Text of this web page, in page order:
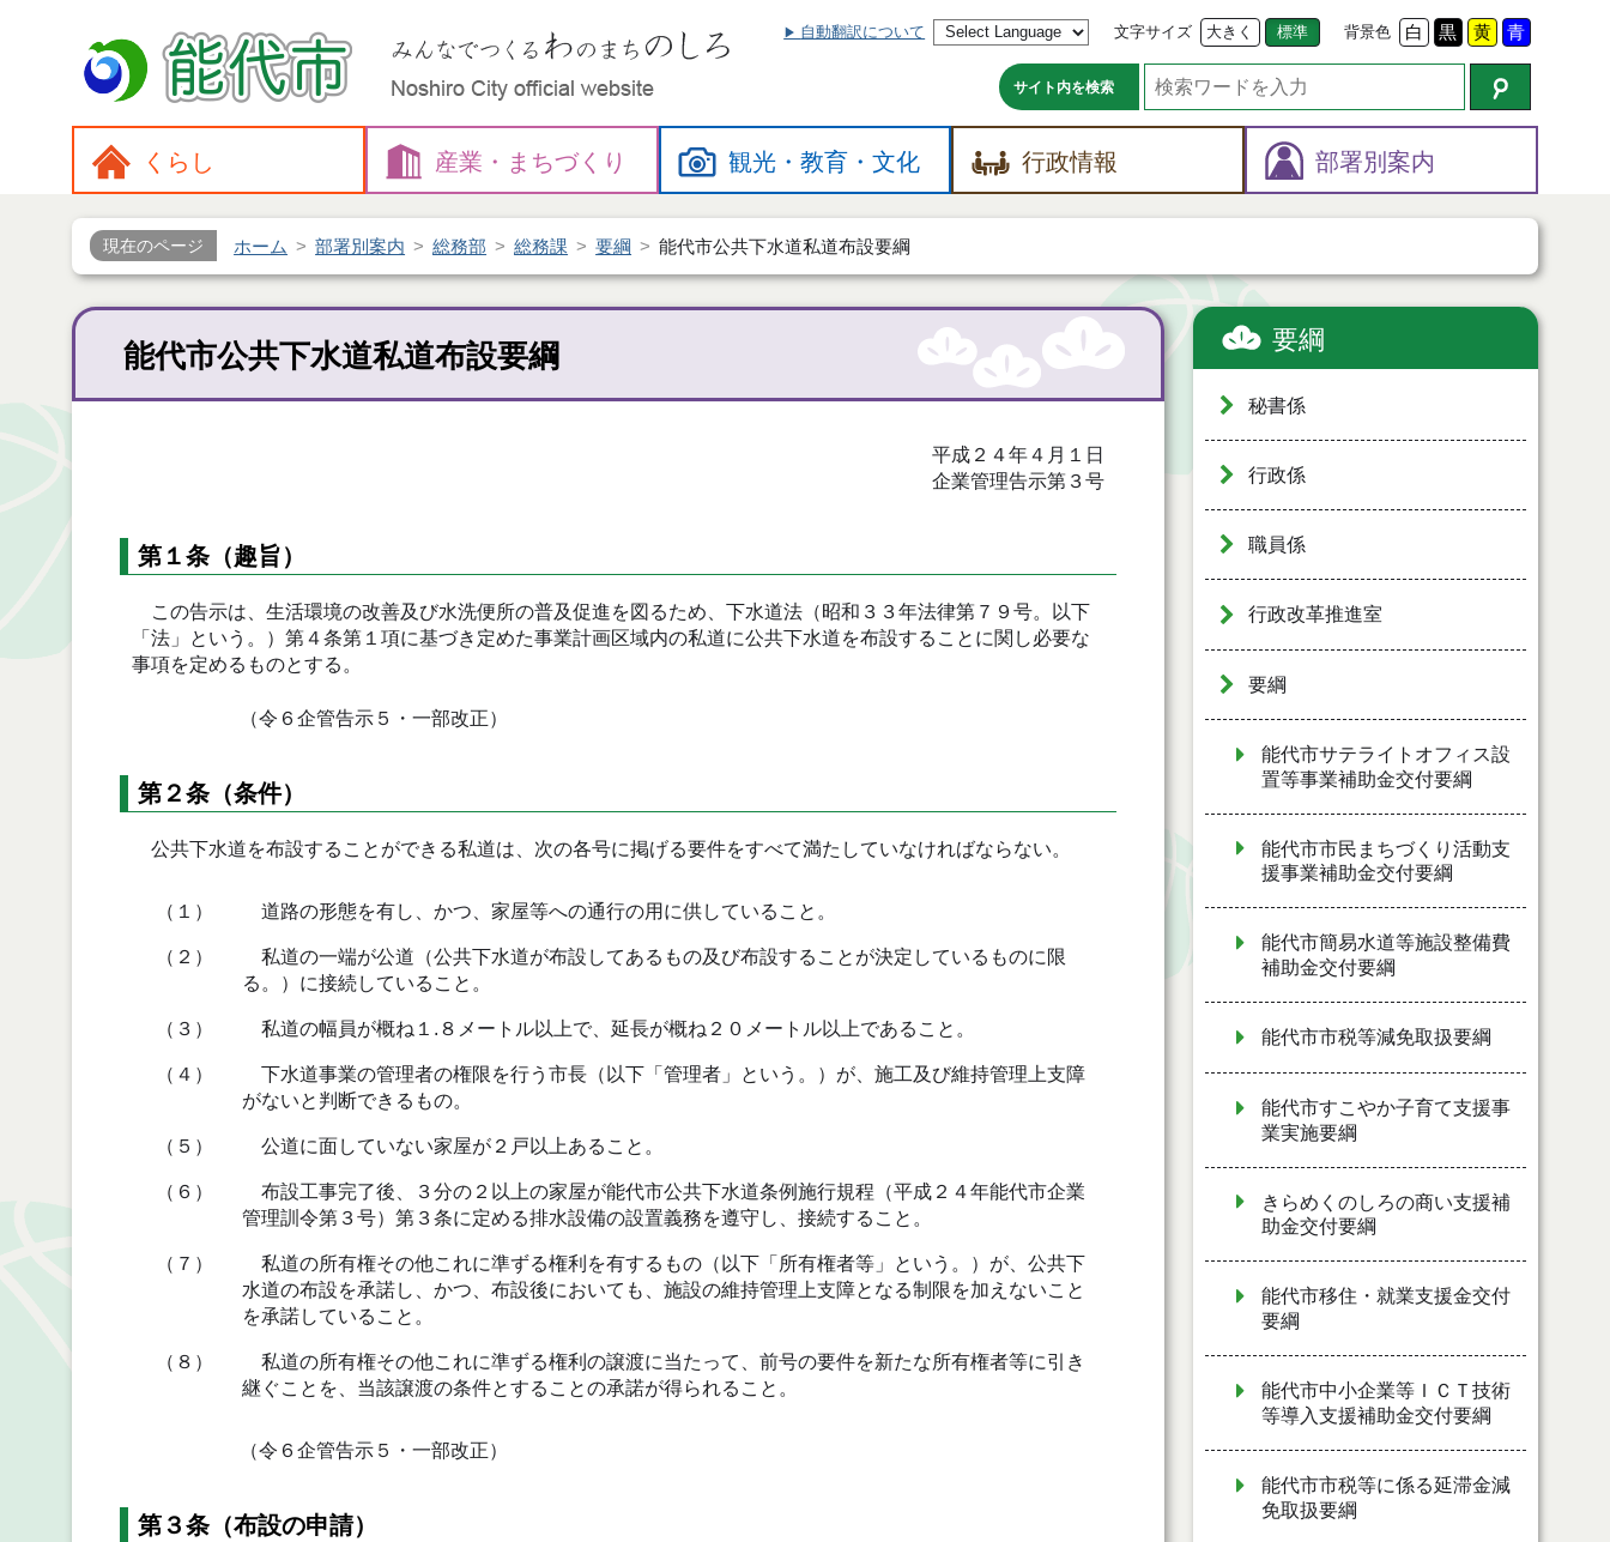
自動翻訳について 文字サイズ 大きく 標準 背景色 白 黒 黄 青
サイト内を検索
くらし 産業・ まちづくり 観光・教育・文化 行政情報 部署別案内
現在のページ ホーム 部署別案内 総務部 総務課 要綱 能代市公共下水道私道布設要綱
能代市公共下水道私道布設要綱
平成２４年４月１日
企業管理告示第３号
第１条（趣旨）
この告示は、生活環境の改善及び水洗便所の普及促進を図るため、下水道法（昭和３３年法律第７９号。以下
「法」という。）第４条第１項に基づき定めた事業計画区域内の私道に公共下水道を布設することに関し必要な
事項を定めるものとする。
（令６企管告示５・一部改正）
第２条（条件）
公共下水道を布設することができる私道は、次の各号に掲げる要件をすべて満たしていなければならない。
（１） 道路の形態を有し、かつ、家屋等への通行の用に供していること。
（２）
私道の一端が公道（公共下水道が布設してあるもの及び布設することが決定しているものに限
る。）に接続していること。
（３） 私道の幅員が概ね１.８メートル以上で、延長が概ね２０メートル以上であること。
（４）
下水道事業の管理者の権限を行う市長（以下「管理者」という。）が、施工及び維持管理上支障
がないと判断できるもの。
（５） 公道に面していない家屋が２戸以上あること。
（６）
布設工事完了後、３分の２以上の家屋が能代市公共下水道条例施行規程（平成２４年能代市企業
管理訓令第３号）第３条に定める排水設備の設置義務を遵守し、接続すること。
（７）
私道の所有権その他これに準ずる権利を有するもの（以下「所有権者等」という。）が、公共下
水道の布設を承諾し、かつ、布設後においても、施設の維持管理上支障となる制限を加えないこと
を承諾していること。
（８）
私道の所有権その他これに準ずる権利の譲渡に当たって、前号の要件を新たな所有権者等に引き
継ぐことを、当該譲渡の条件とすることの承諾が得られること。
（令６企管告示５・一部改正）
第３条（布設の申請）
要綱
秘書係
行政係
職員係
行政改革推進室
要綱
能代市サテライトオフィス設
置等事業補助金交付要綱
能代市市民まちづくり活動支
援事業補助金交付要綱
能代市簡易水道等施設整備費
補助金交付要綱
能代市市税等減免取扱要綱
能代市すこやか子育て支援事
業実施要綱
きらめくのしろの商い支援補
助金交付要綱
能代市移住・就業支援金交付
要綱
能代市中小企業等ＩＣＴ技術
等導入支援補助金交付要綱
能代市市税等に係る延滞金減
免取扱要綱